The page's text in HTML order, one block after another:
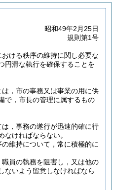
昭和49年2月25日
規則第1号
おける秩序の維持に関し必要な
円滑な執行を確保することを
は，市の事務又は事業の用に供
で，市長の管理に属するもの
，事務の遂行が迅速的確に行
なければならない。
維持について，常に積極的に
員の執務を阻害し，又は他の
ないよう留意しなければなら